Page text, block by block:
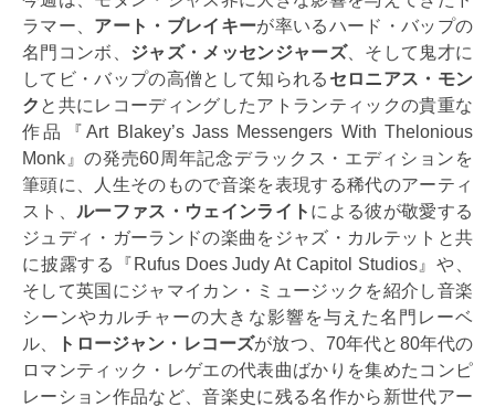
ラマー、 アート・ブレイキーが率いるハード・バップの
名門コンボ、 ジャズ・メッセンジャーズ、そして鬼才に
してビ・バップの高僧として知られる セロニアス・モン
ク と共にレコーディングしたアトランティックの貴重な
作品『Art Blakey’s Jass Messengers With Thelonious
Monk』の発売60周年記念デラックス・エディションを
筆頭に、人生そのもので音楽を表現する稀代のアーティ
スト、 ルーファス・ウェインライト による彼が敬愛する
ジュディ・ガーランドの楽曲をジャズ・カルテットと共
に披露する『Rufus Does Judy At Capitol Studios』や、
そして英国にジャマイカン・ミュージックを紹介し音楽
シーンやカルチャーの大きな影響を与えた名門レーベ
ル、
トロージャン・レコーズが放つ、70年代と80年代の
ロマンティック・レゲエの代表曲ばかりを集めたコンピ
レーション作品など、音楽史に残る名作から新世代アー